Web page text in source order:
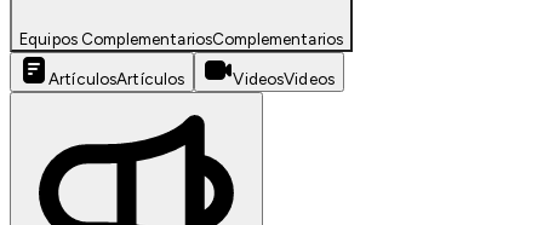
Equipos ComplementariosComplementarios
ArtículosArtículos VideosVideos